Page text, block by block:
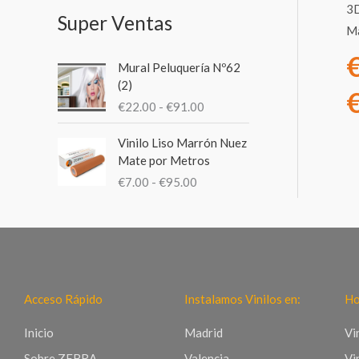
Super Ventas
Mural Peluquería Nº62
(2)
€22.00 - €91.00
a
d
e
:
e
Vinilo Liso Marrón Nuez
Mate por Metros
€7.00 - €95.00
a
n
e
i
Acceso Rápido
Inicio
Instalamos Vinilos en:
Madrid